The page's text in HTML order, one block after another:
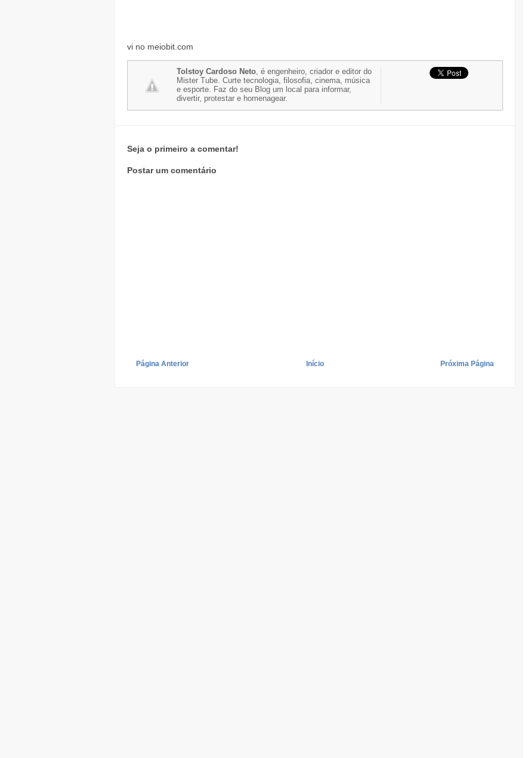
vi no meiobit.com
Tolstoy Cardoso Neto, é engenheiro, criador e editor do
Mister Tube. Curte tecnologia, filosofia, cinema, música
e esporte. Faz do seu Blog um local para informar,
divertir, protestar e homenagear.
Seja o primeiro a comentar!
Postar um comentário
Página Anterior Próxima Página
Início